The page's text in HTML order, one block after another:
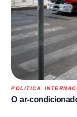
POLITICA
O ar-